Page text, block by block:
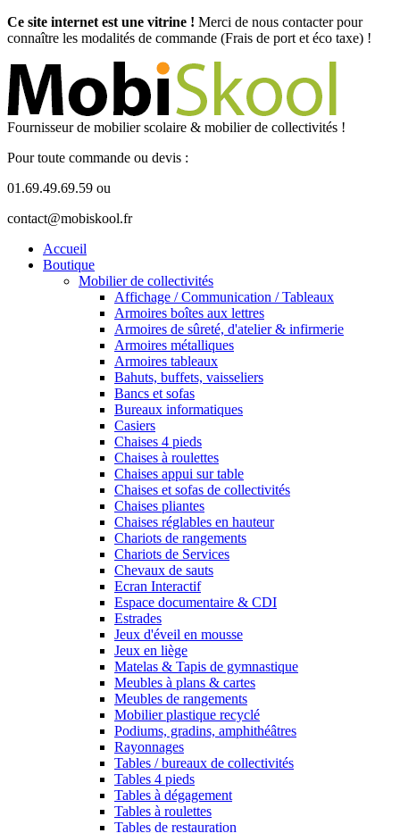
Ce site internet est une vitrine ! Merci de nous contacter pour
connaître les modalités de commande (Frais de port et éco taxe) !
Fournisseur de mobilier scolaire & mobilier de collectivités !
Pour toute commande ou devis :
01.69.49.69.59 ou
contact@mobiskool.fr
Accueil
Boutique
Mobilier de collectivités
Affichage / Communication / Tableaux
Armoires boîtes aux lettres
Armoires de sûreté, d'atelier & infirmerie
Armoires métalliques
Armoires tableaux
Bahuts, buffets, vaisseliers
Bancs et sofas
Bureaux informatiques
Casiers
Chaises 4 pieds
Chaises à roulettes
Chaises appui sur table
Chaises et sofas de collectivités
Chaises pliantes
Chaises réglables en hauteur
Chariots de rangements
Chariots de Services
Chevaux de sauts
Ecran Interactif
Espace documentaire & CDI
Estrades
Jeux d'éveil en mousse
Jeux en liège
Matelas & Tapis de gymnastique
Meubles à plans & cartes
Meubles de rangements
Mobilier plastique recyclé
Podiums, gradins, amphithéâtres
Rayonnages
Tables / bureaux de collectivités
Tables 4 pieds
Tables à dégagement
Tables à roulettes
Tables de restauration